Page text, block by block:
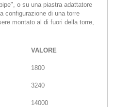
o su una piastra adattatore
configurazione di una torre
montato al di fuori della torre,
VALORE
1800
3240
14000